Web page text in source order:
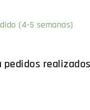
(4-5 semanas)